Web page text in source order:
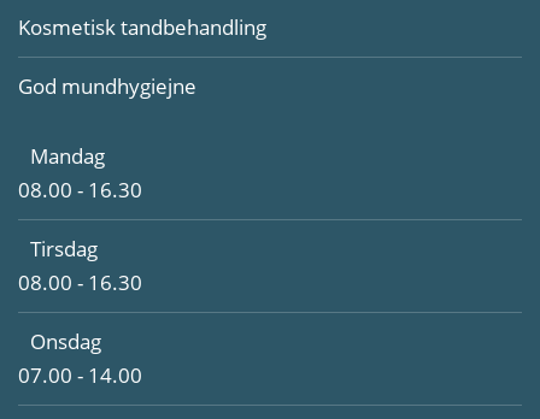
Kosmetisk tandbehandling
God mundhygiejne
Mandag
08.00 - 16.30
Tirsdag
08.00 - 16.30
Onsdag
07.00 - 14.00